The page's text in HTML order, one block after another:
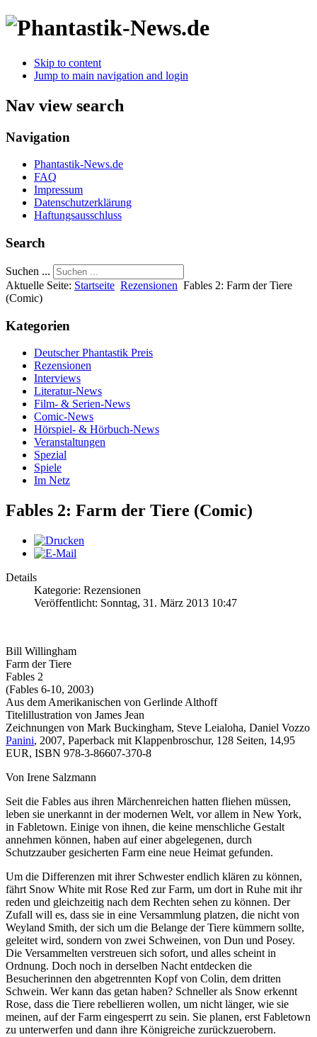
Skip to content
Jump to main navigation and login
Nav view search
Navigation
Phantastik-News.de
FAQ
Impressum
Datenschutzerklärung
Haftungsausschluss
Search
Suchen ...
Aktuelle Seite: Startseite Rezensionen Fables 2: Farm der Tiere
(Comic)
Kategorien
Deutscher Phantastik Preis
Rezensionen
Interviews
Literatur-News
Film- & Serien-News
Comic-News
Hörspiel- & Hörbuch-News
Veranstaltungen
Spezial
Spiele
Im Netz
Fables 2: Farm der Tiere (Comic)
Details
Kategorie: Rezensionen
Veröffentlicht: Sonntag, 31. März 2013 10:47
Bill Willingham
Farm der Tiere
Fables 2
(Fables 6-10, 2003)
Aus dem Amerikanischen von Gerlinde Althoff
Titelillustration von James Jean
Zeichnungen von Mark Buckingham, Steve Leialoha, Daniel Vozzo
Panini, 2007, Paperback mit Klappenbroschur, 128 Seiten, 14,95
EUR, ISBN 978-3-86607-370-8
Von Irene Salzmann
Seit die Fables aus ihren Märchenreichen hatten fliehen müssen,
leben sie unerkannt in der modernen Welt, vor allem in New York,
in Fabletown. Einige von ihnen, die keine menschliche Gestalt
annehmen können, haben auf einer abgelegenen, durch
Schutzzauber gesicherten Farm eine neue Heimat gefunden.
Um die Differenzen mit ihrer Schwester endlich klären zu können,
fährt Snow White mit Rose Red zur Farm, um dort in Ruhe mit ihr
reden und gleichzeitig nach dem Rechten sehen zu können. Der
Zufall will es, dass sie in eine Versammlung platzen, die nicht von
Weyland Smith, der sich um die Belange der Tiere kümmern sollte,
geleitet wird, sondern von zwei Schweinen, von Dun und Posey.
Die Versammelten verstreuen sich sofort, und alles scheint in
Ordnung. Doch noch in derselben Nacht entdecken die
Besucherinnen den abgetrennten Kopf von Colin, dem dritten
Schwein. Wer kann das getan haben? Schneller als Snow erkennt
Rose, dass die Tiere rebellieren wollen, um nicht länger, wie sie
meinen, auf der Farm eingesperrt zu sein. Sie planen, erst Fabletown
zu unterwerfen und dann ihre Königreiche zurückzuerobern.